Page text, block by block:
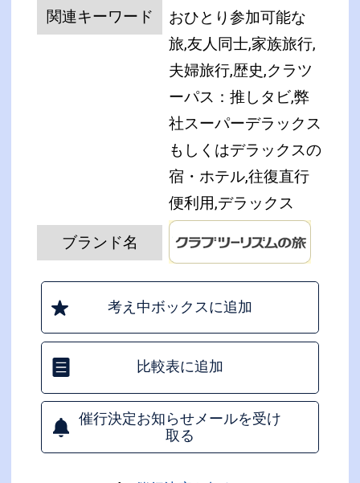
関連キーワード
おひとり参加可能な
旅,友人同士,家族旅行,
夫婦旅行,歴史,クラツ
ーパス：推しタビ,弊
社スーパーデラックス
もしくはデラックスの
宿・ホテル,往復直行
便利用,デラックス
ブランド名
考え中ボックスに追加
比較表に追加
催行決定お知らせメールを受け
取る